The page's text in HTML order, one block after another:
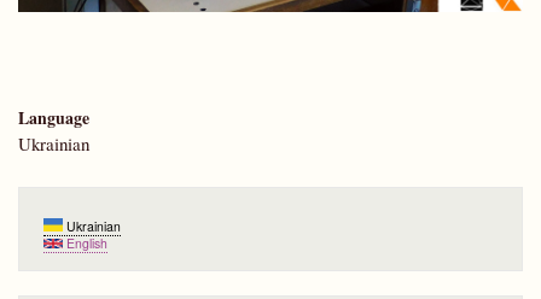
Language
Ukrainian
Ukrainian
English